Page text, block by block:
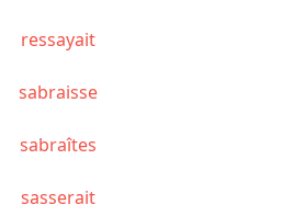
ressayait
sabraisse
sabraîtes
sasserait